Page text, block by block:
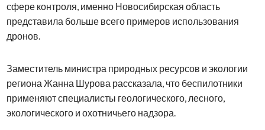
сфере контроля, именно Новосибирская область
представила больше всего примеров использования
дронов.
Заместитель министра природных ресурсов и экологии
региона Жанна Шурова рассказала, что беспилотники
применяют специалисты геологического, лесного,
экологического и охотничьего надзора.